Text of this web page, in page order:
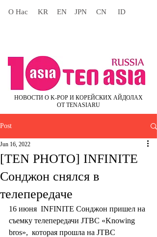
О Нас KR EN JPN CN ID
НОВОСТИ О K-POP И КОРЕЙСКИХ АЙДОЛАХ
ОТ TENASIARU
Post
[TEN PHOTO] INFINITE
Сонджон снялся в
телепередаче
Jun 16, 2022
16 июня  INFINITE Сонджон пришел на
съемку телепередачи JTBC «Knowing
bros»,  которая прошла на JTBC